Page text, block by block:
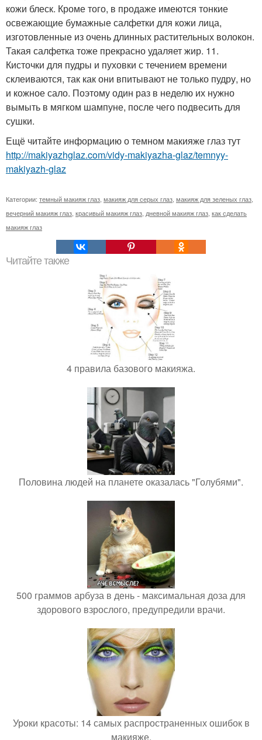
кожи блеск. Кроме того, в продаже имеются тонкие
освежающие бумажные салфетки для кожи лица,
изготовленные из очень длинных растительных волокон.
Такая салфетка тоже прекрасно удаляет жир. 11.
Кисточки для пудры и пуховки с течением времени
склеиваются, так как они впитывают не только пудру, но
и кожное сало. Поэтому один раз в неделю их нужно
вымыть в мягком шампуне, после чего подвесить для
сушки.
Ещё читайте информацию о темном макияже глаз тут
http://makiyazhglaz.com/vidy-makiyazha-glaz/temnyy-
makiyazh-glaz
Категории: темный макияж глаз макияж для серых глаз макияж для зеленых глаз
вечерний макияж глаз красивый макияж глаз дневной макияж глаз как сделать
макияж глаз
Читайте также
4 правила базового макияжа.
Половина людей на планете оказалась "Голубями".
500 граммов арбуза в день - максимальная доза для
здорового взрослого, предупредили врачи.
Уроки красоты: 14 самых распространенных ошибок в
макияже.